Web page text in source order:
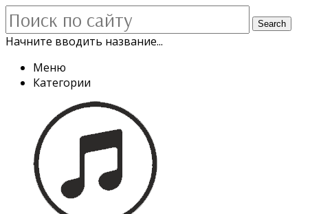
Search
Начните вводить название...
Меню
Категории